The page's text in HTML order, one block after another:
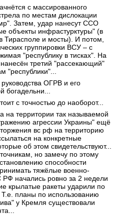
с массированного
по местам дислокации
Затем, удар нанесут ССО
объекты инфрастурктуры" (в
Тирасполе и мосты). И потом,
группировки ВСУ – с
"республику в тисках". На
третий "рассекающий"
"республики"...
ОГРВ и его
богадельни...
с точностью до наоборот...
на территории так называемой
агрессии Украины" ещё
вс рф на территорию
на конкретные
об этом свидетельствуют...
но замечу по этому
способности
тяжёлые военно-
начались ровно за 2 недели
крылатые ракеты ударили по
планы по использованию
у Кремля существовали